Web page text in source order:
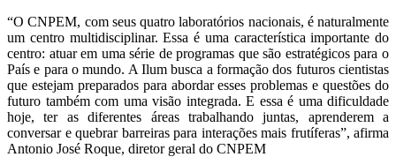
“O CNPEM, com seus quatro laboratórios nacionais, é naturalmente
um centro multidisciplinar. Essa é uma característica importante do
centro: atuar em uma série de programas que são estratégicos para o
País e para o mundo. A Ilum busca a formação dos futuros cientistas
que estejam preparados para abordar esses problemas e questões do
futuro também com uma visão integrada. E essa é uma dificuldade
hoje, ter as diferentes áreas trabalhando juntas, aprenderem a
conversar e quebrar barreiras para interações mais frutíferas”, afirma
Antonio José Roque, diretor geral do CNPEM